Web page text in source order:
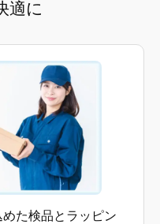
適に
た検品とラッピン